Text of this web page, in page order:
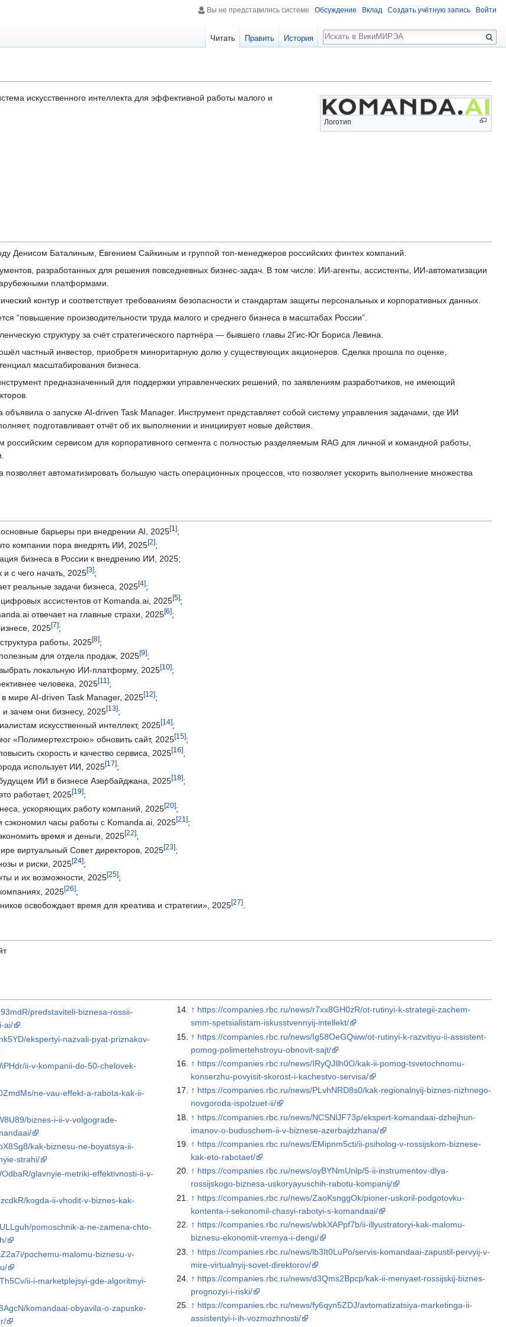
Логотип
искусственного интеллекта для эффективной работы малого и
Денисом Баталиным, Евгением Сайкиным и группой топ-менеджеров российских финтех компаний.
разработанных для решения повседневных бизнес-задач. В том числе: ИИ-агенты, ассистенты, ИИ-автоматизации
платформами.
контур и соответствует требованиям безопасности и стандартам защиты персональных и корпоративных данных.
“повышение производительности труда малого и среднего бизнеса в масштабах России”.
структуру за счёт стратегического партнёра — бывшего главы 2Гис-Юг Бориса Левина.
частный инвестор, приобретя миноритарную долю у существующих акционеров. Сделка прошла по оценке,
масштабирования бизнеса.
предназначенный для поддержки управленческих решений, по заявлениям разработчиков, не имеющий
объявила о запуске AI-driven Task Manager. Инструмент представляет собой систему управления задачами, где ИИ
подготавливает отчёт об их выполнении и инициирует новые действия.
российским сервисом для корпоративного сегмента с полностью разделяемым RAG для личной и командной работы,
автоматизировать большую часть операционных процессов, что позволяет ускорить выполнение множества
барьеры при внедрении AI, 2025[1];
компании пора внедрять ИИ, 2025[2];
бизнеса в России к внедрению ИИ, 2025;
с чего начать, 2025[3];
реальные задачи бизнеса, 2025[4];
ассистентов от Komanda.ai, 2025[5];
отвечает на главные страхи, 2025[6];
2025[7];
работы, 2025[8];
для отдела продаж, 2025[9];
локальную ИИ-платформу, 2025[10];
человека, 2025[11];
мире AI-driven Task Manager, 2025[12];
зачем они бизнесу, 2025[13];
искусственный интеллект, 2025[14];
«Полимертехстрою» обновить сайт, 2025[15];
скорость и качество сервиса, 2025[16];
использует ИИ, 2025[17];
ИИ в бизнесе Азербайджана, 2025[18];
работает, 2025[19];
ускоряющих работу компаний, 2025[20];
сэкономил часы работы с Komanda.ai, 2025[21];
время и деньги, 2025[22];
виртуальный Совет директоров, 2025[23];
и риски, 2025[24];
и их возможности, 2025[25];
2025[26];
освобождает время для креатива и стратегии», 2025[27].
predstaviteli-biznesa-rossii-
ai/
ekspertyi-nazvali-pyat-priznakov-
ii-v-kompanii-do-50-chelovek-
ne-vau-effekt-a-rabota-kak-ii-
biznes-i-ii-v-volgograde-
kak-biznesu-ne-boyatsya-ii-
strahi/
glavnyie-metriki-effektivnosti-ii-v-
kogda-ii-vhodit-v-biznes-kak-
pomoschnik-a-ne-zamena-chto-
pochemu-malomu-biznesu-v-
ii-i-marketplejsyi-gde-algoritmyi-
komandaai-obyavila-o-zapuske-
↑ https://companies.rbc.ru/news/r7xx8GH0zR/ot-rutinyi-k-strategii-zachem-
smm-spetsialistam-iskusstvennyij-intellekt/
↑ https://companies.rbc.ru/news/Ig58OeGQww/ot-rutinyi-k-razvitiyu-ii-assistent-
pomog-polimertehstroyu-obnovit-sajt/
↑ https://companies.rbc.ru/news/IRyQJllh0O/kak-ii-pomog-tsvetochnomu-
konserzhu-povyisit-skorost-i-kachestvo-servisa/
↑ https://companies.rbc.ru/news/PLvhNRD8s0/kak-regionalnyij-biznes-nizhnego-
novgoroda-ispolzuet-ii/
↑ https://companies.rbc.ru/news/NCSNlJF73p/ekspert-komandaai-dzhejhun-
imanov-o-buduschem-ii-v-biznese-azerbajdzhana/
↑ https://companies.rbc.ru/news/EMipnm5cti/ii-psiholog-v-rossijskom-biznese-
kak-eto-rabotaet/
↑ https://companies.rbc.ru/news/oyBYNmUnlp/5-ii-instrumentov-dlya-
rossijskogo-biznesa-uskoryayuschih-rabotu-kompanij/
↑ https://companies.rbc.ru/news/ZaoKsnggOk/pioner-uskoril-podgotovku-
kontenta-i-sekonomil-chasyi-rabotyi-s-komandaai/
↑ https://companies.rbc.ru/news/wbkXAPpf7b/ii-illyustratoryi-kak-malomu-
biznesu-ekonomit-vremya-i-dengi/
↑ https://companies.rbc.ru/news/lb3It0LuPo/servis-komandaai-zapustil-pervyij-v-
mire-virtualnyij-sovet-direktorov/
↑ https://companies.rbc.ru/news/d3Qms2Bpcp/kak-ii-menyaet-rossijskij-biznes-
prognozyi-i-riski/
↑ https://companies.rbc.ru/news/fy6qyn5ZDJ/avtomatizatsiya-marketinga-ii-
assistentyi-i-ih-vozmozhnosti/
Вы не представились системе Обсуждение Вклад Создать учётную запись Войти
Читать Править История
Поиск